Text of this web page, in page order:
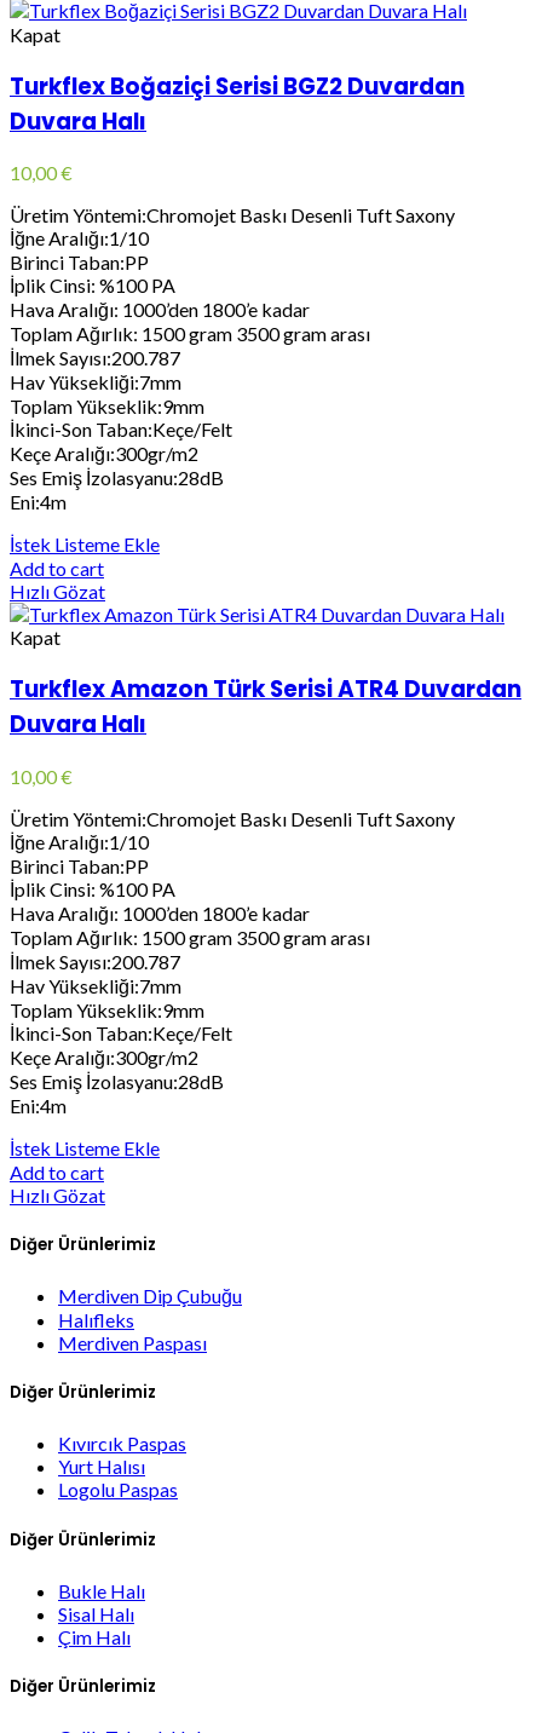
Kapat
Turkflex Boğaziçi Serisi BGZ2 Duvardan
Duvara Halı
10,00€
Üretim Yöntemi:Chromojet Baskı Desenli Tuft Saxony
İğne Aralığı:1/10
Birinci Taban:PP
İplik Cinsi: %100 PA
Hava Aralığı: 1000’den 1800’e kadar
Toplam Ağırlık: 1500 gram 3500 gram arası
İlmek Sayısı:200.787
Hav Yüksekliği:7mm
Toplam Yükseklik:9mm
İkinci-Son Taban:Keçe/Felt
Keçe Aralığı:300gr/m2
Ses Emiş İzolasyanu:28dB
Eni:4m
İstek Listeme Ekle
Add to cart
Hızlı Gözat
Kapat
Turkflex Amazon Türk Serisi ATR4 Duvardan
Duvara Halı
10,00€
Üretim Yöntemi:Chromojet Baskı Desenli Tuft Saxony
İğne Aralığı:1/10
Birinci Taban:PP
İplik Cinsi: %100 PA
Hava Aralığı: 1000’den 1800’e kadar
Toplam Ağırlık: 1500 gram 3500 gram arası
İlmek Sayısı:200.787
Hav Yüksekliği:7mm
Toplam Yükseklik:9mm
İkinci-Son Taban:Keçe/Felt
Keçe Aralığı:300gr/m2
Ses Emiş İzolasyanu:28dB
Eni:4m
İstek Listeme Ekle
Add to cart
Hızlı Gözat
Diğer Ürünlerimiz
Merdiven Dip Çubuğu
Halıfleks
Merdiven Paspası
Diğer Ürünlerimiz
Kıvırcık Paspas
Yurt Halısı
Logolu Paspas
Diğer Ürünlerimiz
Bukle Halı
Sisal Halı
Çim Halı
Diğer Ürünlerimiz